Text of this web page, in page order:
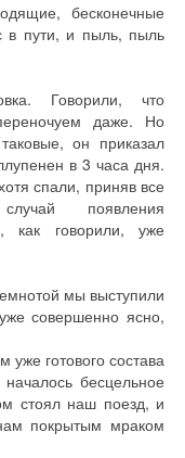
бесконечные
в пути, и пыль, пыль
Говорили, что
даже. Но
он приказал
в 3 часа дня.
спали, приняв все
появления
как говорили, уже
мы выступили
совершенно ясно,
готового состава
бесцельное
стоял наш поезд, и
покрытым мраком